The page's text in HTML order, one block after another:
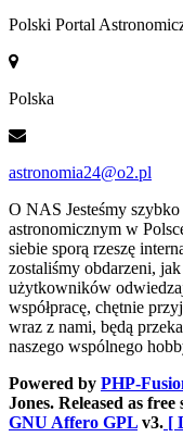
Polski Portal
Polska
astronomia24@o2.pl
O NAS Jesteśmy
astronomicznym w
siebie sporą rzeszę
zostaliśmy obdarzeni,
użytkowników
współpracę, chętnie
wraz z nami, będą
naszego wspólnego
Powered by PHP-
Jones. Released as
GNU Affero GPL v3. [